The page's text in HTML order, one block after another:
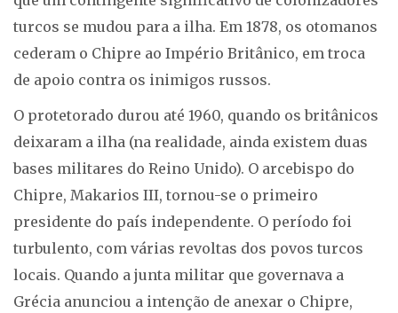
turcos se mudou para a ilha. Em 1878, os otomanos
cederam o Chipre ao Império Britânico, em troca
de apoio contra os inimigos russos.
O protetorado durou até 1960, quando os britânicos
deixaram a ilha (na realidade, ainda existem duas
bases militares do Reino Unido). O arcebispo do
Chipre, Makarios III, tornou-se o primeiro
presidente do país independente. O período foi
turbulento, com várias revoltas dos povos turcos
locais. Quando a junta militar que governava a
Grécia anunciou a intenção de anexar o Chipre,